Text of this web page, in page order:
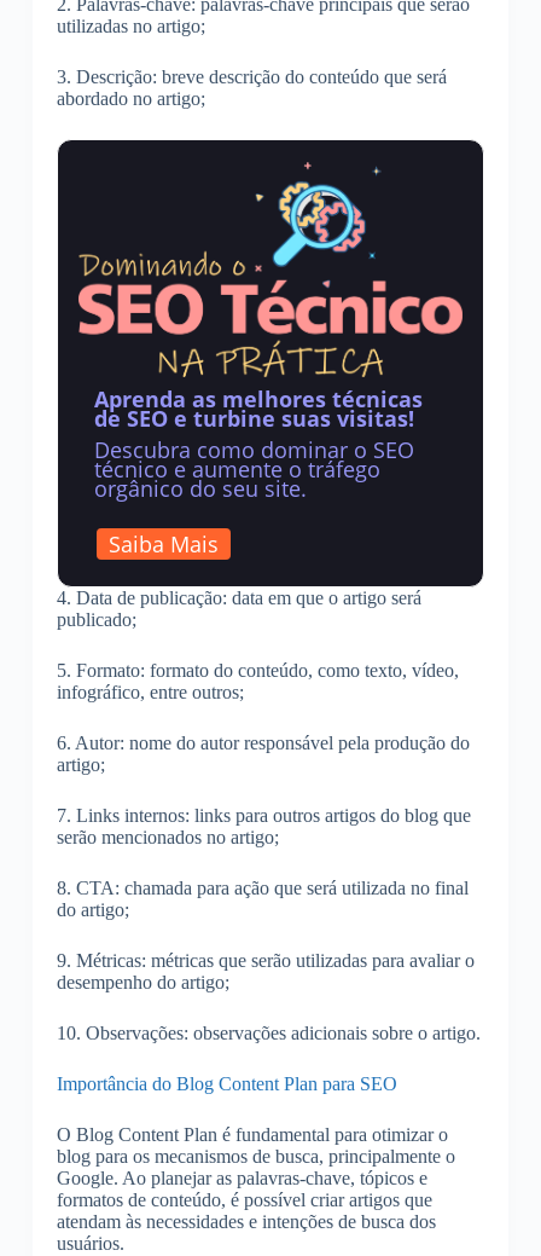
2. Palavras-chave: palavras-chave principais que serão
utilizadas no artigo;
3. Descrição: breve descrição do conteúdo que será
abordado no artigo;
Aprenda as melhores técnicas
de SEO e turbine suas visitas!
Descubra como dominar o SEO
técnico e aumente o tráfego
orgânico do seu site.
Saiba Mais
4. Data de publicação: data em que o artigo será
publicado;
5. Formato: formato do conteúdo, como texto, vídeo,
infográfico, entre outros;
6. Autor: nome do autor responsável pela produção do
artigo;
7. Links internos: links para outros artigos do blog que
serão mencionados no artigo;
8. CTA: chamada para ação que será utilizada no final
do artigo;
9. Métricas: métricas que serão utilizadas para avaliar o
desempenho do artigo;
10. Observações: observações adicionais sobre o artigo.
Importância do Blog Content Plan para SEO
O Blog Content Plan é fundamental para otimizar o
blog para os mecanismos de busca, principalmente o
Google. Ao planejar as palavras-chave, tópicos e
formatos de conteúdo, é possível criar artigos que
atendam às necessidades e intenções de busca dos
usuários.